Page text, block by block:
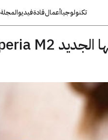
تكنولوجياأعمالقادةفيديوالمجلة